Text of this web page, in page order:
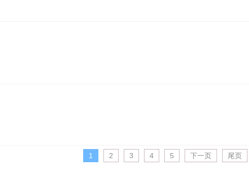
1 2 3 4 5 下一页 尾页